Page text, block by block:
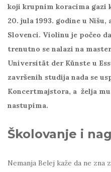
koji krupnim koracima gazi
20. jula 1993. godine u
Slovenci. Violinu je počeo
trenutno se nalazi na
Universität der Künste u
završenih studija nada se
Koncertmajstora, a želja
nastupima.
Školovanje i
Nemanja Belej kaže da ne zna